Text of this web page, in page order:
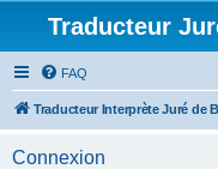
Traducteur
FAQ
Traducteur Interprète Juré de
Connexion